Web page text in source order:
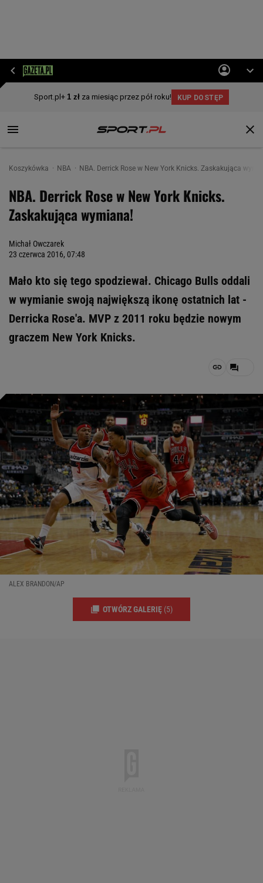
Koszykówka NBA NBA. Derrick Rose w New York Knicks. Zaskakująca
NBA. Derrick Rose w New York Knicks.
Zaskakująca wymiana!
Michał Owczarek
23 czerwca 2016, 07:48
Mało kto się tego spodziewał. Chicago Bulls oddali
w wymianie swoją największą ikonę ostatnich lat -
Derricka Rose'a. MVP z 2011 roku będzie nowym
graczem New York Knicks.
ALEX BRANDON/AP
OTWÓRZ GALERIĘ (5)